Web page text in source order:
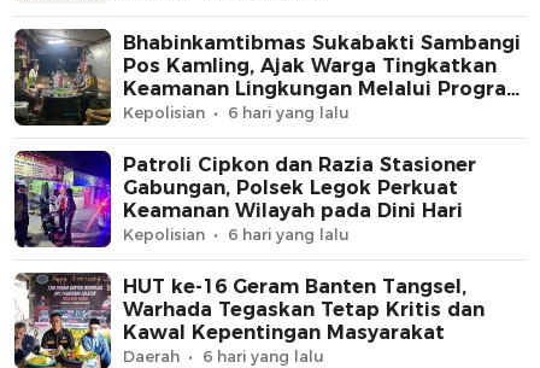
Bhabinkamtibmas Sukabakti Sambangi
Pos Kamling, Ajak Warga Tingkatkan
Keamanan Lingkungan Melalui Program
Jaga Jakarta+
Kepolisian 6 hari yang lalu
Patroli Cipkon dan Razia Stasioner
Gabungan, Polsek Legok Perkuat
Keamanan Wilayah pada Dini Hari
Kepolisian 6 hari yang lalu
HUT ke-16 Geram Banten Tangsel,
Warhada Tegaskan Tetap Kritis dan
Kawal Kepentingan Masyarakat
Daerah 6 hari yang lalu